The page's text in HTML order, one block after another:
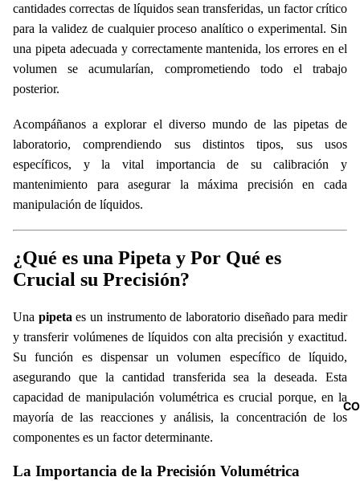
cantidades correctas de líquidos sean transferidas, un factor crítico
para la validez de cualquier proceso analítico o experimental. Sin
una pipeta adecuada y correctamente mantenida, los errores en el
volumen se acumularían, comprometiendo todo el trabajo
posterior.
Acompáñanos a explorar el diverso mundo de las pipetas de
laboratorio, comprendiendo sus distintos tipos, sus usos
específicos, y la vital importancia de su calibración y
mantenimiento para asegurar la máxima precisión en cada
manipulación de líquidos.
¿Qué es una Pipeta y Por Qué es
Crucial su Precisión?
Una pipeta es un instrumento de laboratorio diseñado para medir
y transferir volúmenes de líquidos con alta precisión y exactitud.
Su función es dispensar un volumen específico de líquido,
asegurando que la cantidad transferida sea la deseada. Esta
capacidad de manipulación volumétrica es crucial porque, en la
mayoría de las reacciones y análisis, la concentración de los
componentes es un factor determinante.
La Importancia de la Precisión Volumétrica